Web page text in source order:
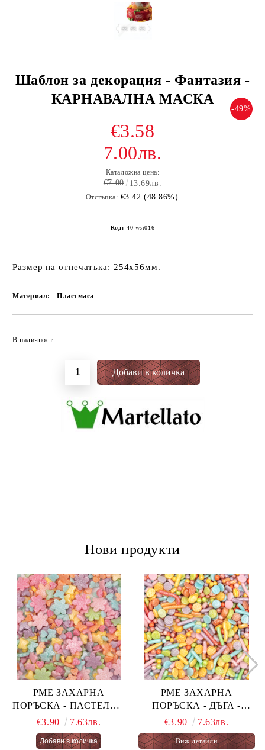
Шаблон за декорация - Фантазия -
КАРНАВАЛНА МАСКА
-49%
€3.58
7.00лв.
Каталожна цена:
€7.00 13.69лв.
Отстъпка: €3.42 (48.86%)
Код: 40-wsr016
Размер на отпечатъка: 254x56мм.
Материал: Пластмаса
В наличност
Нови продукти
PME ЗАХАРНА
ПОРЪСКА - ПАСТЕЛНА
ОГНЕНА ТОРТА -
PASTEL FAIRY CAKES
66 гр.
€3.90 7.63лв.
PME ЗАХАРНА
ПОРЪСКА - ДЪГА -
€3.90 7.63лв.
Виж детайли